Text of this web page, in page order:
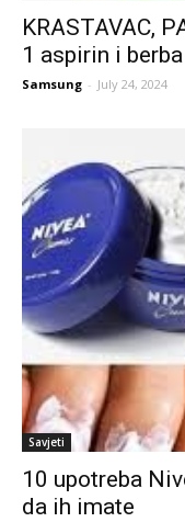
KRASTAVAC,
1 aspirin i
Samsung - July 24, 2024
Savjeti
10 upotreba
da ih imate